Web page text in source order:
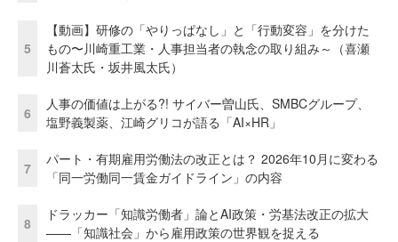
5
【動画】研修の「やりっぱなし」と「行動変容」を分けた
もの〜川崎重工業・人事担当者の執念の取り組み～（喜瀬
川蒼太氏・坂井風太氏）
6
人事の価値は上がる?! サイバー曽山氏、SMBCグループ、
塩野義製薬、江崎グリコが語る「AI×HR」
7
パート・有期雇用労働法の改正とは？ 2026年10月に変わる
「同一労働同一賃金ガイドライン」の内容
8
ドラッカー「知識労働者」論とAI政策・労基法改正の拡大
——「知識社会」から雇用政策の世界観を捉える